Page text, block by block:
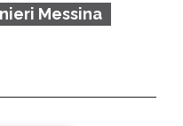
Messina